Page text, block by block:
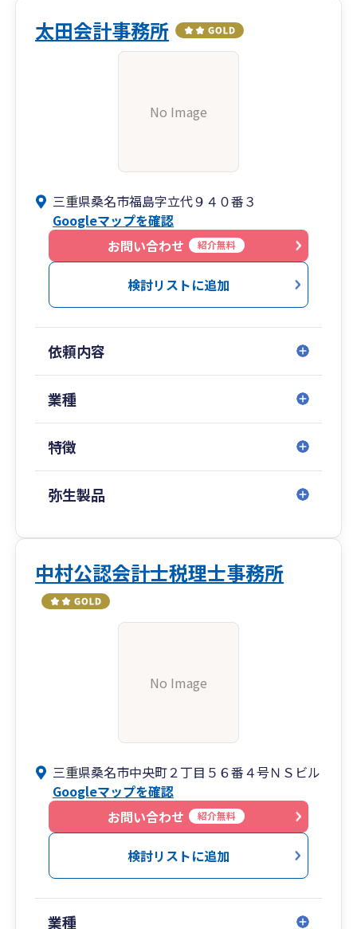
1. 経営の現状がひと目でわかる「未来予想図・月
次決算レポート」
ビジュアル化し、感覚ではなく「数字に基づいた
2. 現場に負担をかけない「伴走型DX・クラウド化
支援」
ITリテラシーに自信がなくてもご安心ください。
弥生会計をはじめとするクラウドツールの導入は
もちろん、社内調整が難しいバックオフィスの効
率化まで、経営者様と現場の架け橋となって仕組
みづくりをサポートします。
3. 未来をつくる「組織変革への伴走」
感覚頼みの経営からの脱却など、次の規模感を目
ず、何でも気軽にコミュニケーションがとれる
「一番身近な相談相手」であり続けます。
太田会計事務所
No Image
三重県桑名市福島字立代９４０番３
Googleマップを確認
お問い合わせ
紹介無料
検討リストに追加
依頼内容
業種
特徴
弥生製品
中村公認会計士税理士事務所
No Image
三重県桑名市中央町２丁目５６番４号ＮＳビル
Googleマップを確認
お問い合わせ
紹介無料
検討リストに追加
業種